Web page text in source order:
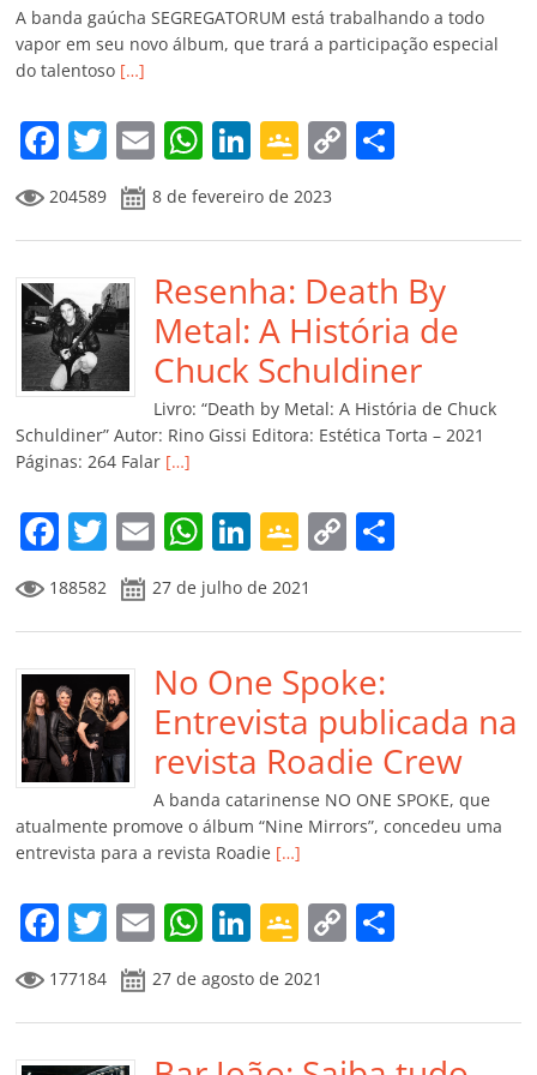
A banda gaúcha SEGREGATORUM está trabalhando a todo
vapor em seu novo álbum, que trará a participação especial
do talentoso […]
F
a
c
e
b
o
o
k
T
w
itt
er
E
m
ai
l
W
at
s
A
p
p
Li
k
e
dI
n
G
o
o
gl
e
Cl
a
ss
ro
m
C
y
Li
n
k
p
ar
til
h
ar
204589 8 de fevereiro de 2023
Resenha: Death By
Metal: A História de
Chuck Schuldiner
Livro: “Death by Metal: A História de Chuck
Schuldiner” Autor: Rino Gissi Editora: Estética Torta – 2021
Páginas: 264 Falar […]
F
a
c
e
b
o
o
k
T
w
itt
er
E
m
ai
l
W
h
at
s
A
p
p
Li
n
k
e
dI
n
G
o
o
gl
e
Cl
a
ss
ro
o
m
C
y
Li
n
k
p
til
h
ar
188582 27 de julho de 2021
No One Spoke:
Entrevista publicada na
revista Roadie Crew
A banda catarinense NO ONE SPOKE, que
atualmente promove o álbum “Nine Mirrors”, concedeu uma
entrevista para a revista Roadie […]
F
a
c
e
T
w
itt
er
E
m
ai
l
W
at
s
Li
n
k
e
G
o
o
gl
C
y p
177184 27 de agosto de 2021